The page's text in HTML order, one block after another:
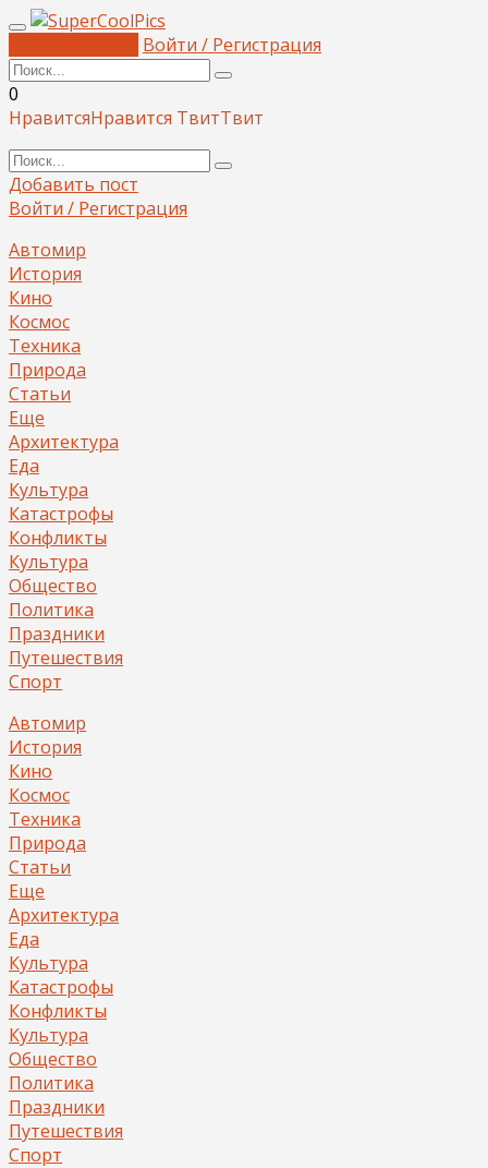
Войти / Регистрация
0
НравитсяНравится ТвитТвит
Добавить пост
Войти / Регистрация
Автомир
История
Кино
Космос
Техника
Природа
Статьи
Еще
Архитектура
Еда
Культура
Катастрофы
Конфликты
Культура
Общество
Политика
Праздники
Путешествия
Спорт
Автомир
История
Кино
Космос
Техника
Природа
Статьи
Еще
Архитектура
Еда
Культура
Катастрофы
Конфликты
Культура
Общество
Политика
Праздники
Путешествия
Спорт